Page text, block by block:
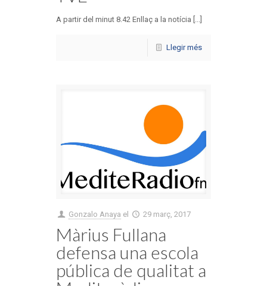
A partir del minut 8.42 Enllaç a la notícia [...]
Llegir més
Gonzalo Anaya el 29 març, 2017
Màrius Fullana
defensa una escola
pública de qualitat a